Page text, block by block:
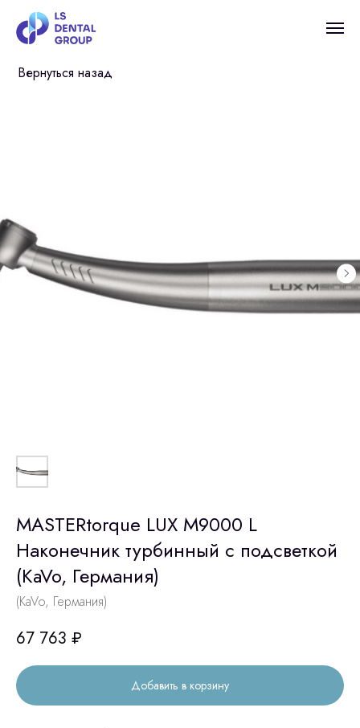
Вернуться назад
MASTERtorque LUX M9000 L
Наконечник турбинный с подсветкой
(KaVo, Германия)
(KaVo, Германия)
67 763 ₽
Добавить в корзину